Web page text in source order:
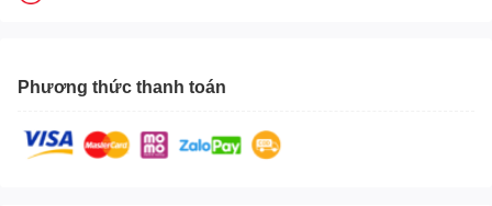
Phương thức thanh toán